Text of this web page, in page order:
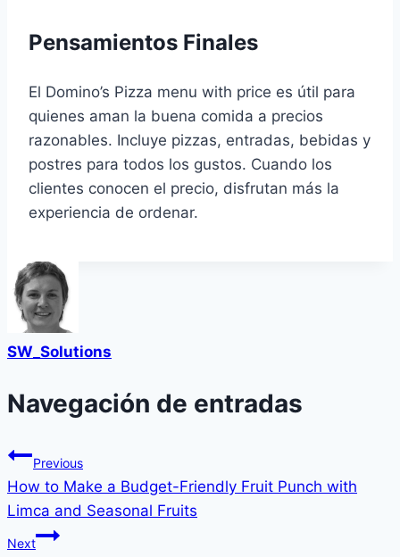
Pensamientos Finales
El Domino’s Pizza menu with price es útil para
quienes aman la buena comida a precios
razonables. Incluye pizzas, entradas, bebidas y
postres para todos los gustos. Cuando los
clientes conocen el precio, disfrutan más la
experiencia de ordenar.
SW_Solutions
Navegación de entradas
Previous
How to Make a Budget-Friendly Fruit Punch with
Limca and Seasonal Fruits
Next